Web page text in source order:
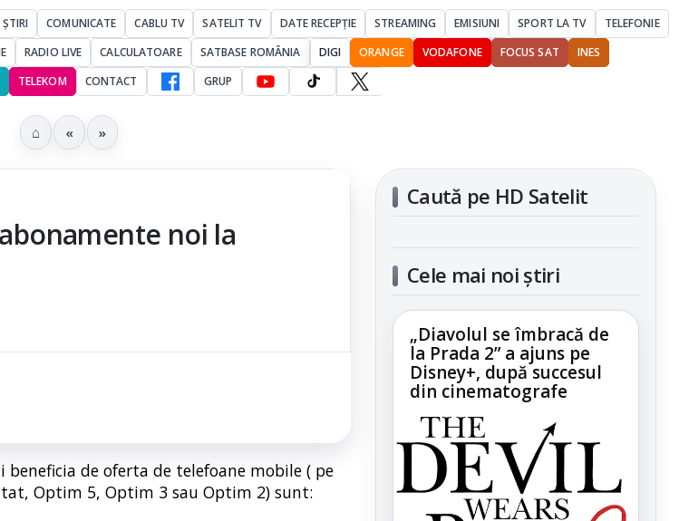
ȘTIRI COMUNICATE CABLU TV SATELIT TV DATE RECEPȚIE STREAMING EMISIUNI SPORT LA TV
TELEFONIE
RADIO LIVE CALCULATOARE SATBASE ROMÂNIA DIGI ORANGE VODAFONE FOCUS SAT
INES
TELEKOM CONTACT GRUP
⌂ « »
noi la
de oferta de telefoane mobile ( pe
Optim 5, Optim 3 sau Optim 2) sunt:
Caută pe HD Satelit
Cele mai noi știri
„Diavolul se îmbracă de
la Prada 2” a ajuns pe
Disney+, după succesul
din cinematografe